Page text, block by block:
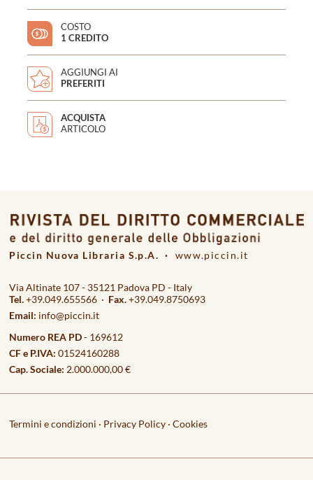
COSTO
1 CREDITO
AGGIUNGI AI
PREFERITI
ACQUISTA
ARTICOLO
Piccin Nuova Libraria S.p.A. · www.piccin.it
Via Altinate 107 - 35121 Padova PD - Italy
Tel.+39.049.655566 · Fax.+39.049.8750693
Email: info@piccin.it
Numero REA PD- 169612
CF e P.IVA: 01524160288
Cap. Sociale: 2.000.000,00 €
Termini e condizioni · Privacy Policy ·Cookies